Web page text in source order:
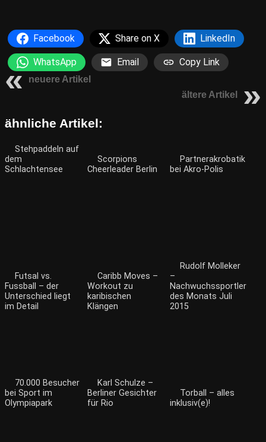
Facebook Share on X LinkedIn
WhatsApp Email Copy Link
neuere Artikel
ältere Artikel
ähnliche Artikel:
Stehpaddeln auf
dem
Schlachtensee
Scorpions
Cheerleader Berlin
Partnerakrobatik
bei Akro-Polis
Futsal vs.
Fussball – der
Unterschied liegt
im Detail
Caribb Moves –
Workout zu
karibischen
Klängen
Rudolf Molleker
–
Nachwuchssportler
des Monats Juli
2015
70.000 Besucher
bei Sport im
Olympiapark
Karl Schulze –
Berliner Gesichter
für Rio
Torball – alles
inklusiv(e)!